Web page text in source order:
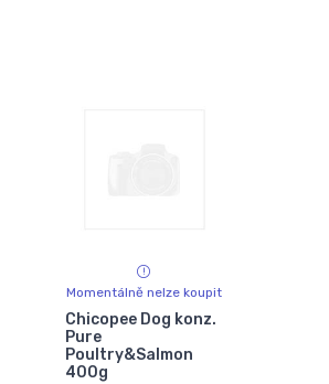
Momentálně nelze koupit
Chicopee Dog konz.
Pure
Poultry&Salmon
400g